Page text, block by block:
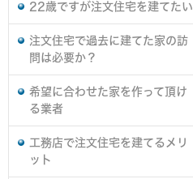
22歳ですが注文住宅を建てたい
注文住宅で過去に建てた家の訪
問は必要か？
希望に合わせた家を作って頂け
る業者
工務店で注文住宅を建てるメリ
ット